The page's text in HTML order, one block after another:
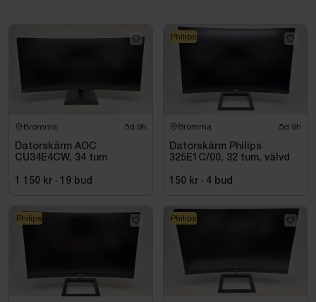
Bromma 5d 9h
Datorskärm AOC
CU34E4CW, 34 tum
1 150 kr · 19 bud
Bromma 5d 9h
Datorskärm Philips
325E1C/00, 32 tum, välvd
150 kr · 4 bud
Philips
Philips Philips